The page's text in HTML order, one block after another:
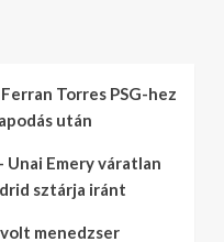
Torres PSG-hez
után
Emery váratlan
sztárja iránt
menedzser